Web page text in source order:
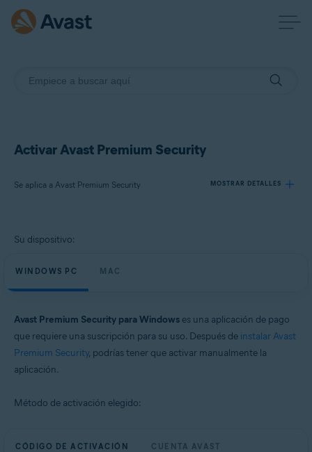
Activar Avast Premium Security
Se aplica a Avast Premium Security MOSTRAR DETALLES
Productos:
Su dispositivo:
WINDOWS PC MAC
Avast Premium Security para Windows es una aplicación de pago
que requiere una suscripción para su uso. Después de instalar Avast
Premium Security, podrías tener que activar manualmente la
aplicación.
Método de activación elegido:
CÓDIGO DE ACTIVACIÓN CUENTA AVAST